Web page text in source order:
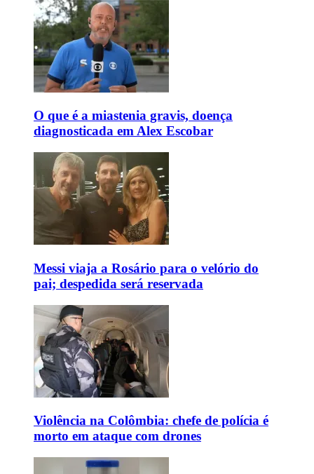
O que é a miastenia gravis, doença
diagnosticada em Alex Escobar
Messi viaja a Rosário para o velório do
pai; despedida será reservada
Violência na Colômbia: chefe de polícia é
morto em ataque com drones